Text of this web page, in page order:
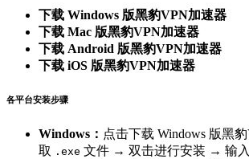
下载 Windows 版黑豹VPN加速器
下载 Mac 版黑豹VPN加速器
下载 Android 版黑豹VPN加速器
下载 iOS 版黑豹VPN加速器
各平台安装步骤
Windows： 点击下载 Windows 版黑
取 .exe 文件 → 双击进行安装 → 输入